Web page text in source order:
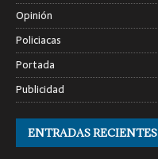
Opinión
Policiacas
Portada
Publicidad
ENTRADAS RECIENTES